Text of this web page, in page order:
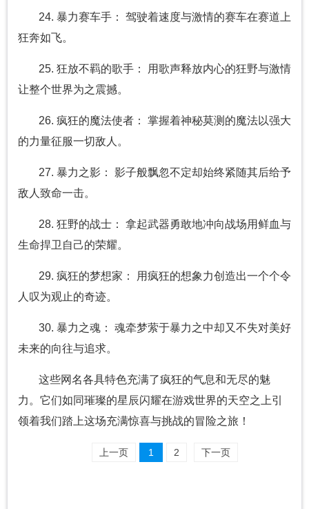
24. 暴力赛车手： 驾驶着速度与激情的赛车在赛道上
狂奔如飞。
25. 狂放不羁的歌手： 用歌声释放内心的狂野与激情
让整个世界为之震撼。
26. 疯狂的魔法使者： 掌握着神秘莫测的魔法以强大
的力量征服一切敌人。
27. 暴力之影： 影子般飘忽不定却始终紧随其后给予
敌人致命一击。
28. 狂野的战士： 拿起武器勇敢地冲向战场用鲜血与
生命捍卫自己的荣耀。
29. 疯狂的梦想家： 用疯狂的想象力创造出一个个令
人叹为观止的奇迹。
30. 暴力之魂： 魂牵梦萦于暴力之中却又不失对美好
未来的向往与追求。
这些网名各具特色充满了疯狂的气息和无尽的魅
力。它们如同璀璨的星辰闪耀在游戏世界的天空之上引
领着我们踏上这场充满惊喜与挑战的冒险之旅！
上一页 1 2 下一页